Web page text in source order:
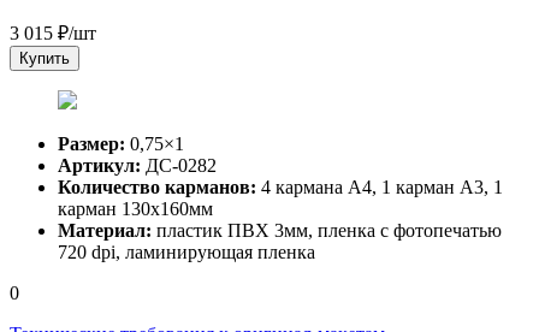
3 015 ₽/шт
Купить
Размер: 0,75×1
Артикул: ДС-0282
Количество карманов: 4 кармана А4, 1 карман А3, 1
карман 130х160мм
Материал: пластик ПВХ 3мм, пленка с фотопечатью
720 dpi, ламинирующая пленка
0